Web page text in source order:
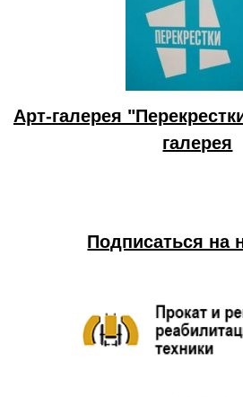
Арт-галерея
галерея
Подписаться на